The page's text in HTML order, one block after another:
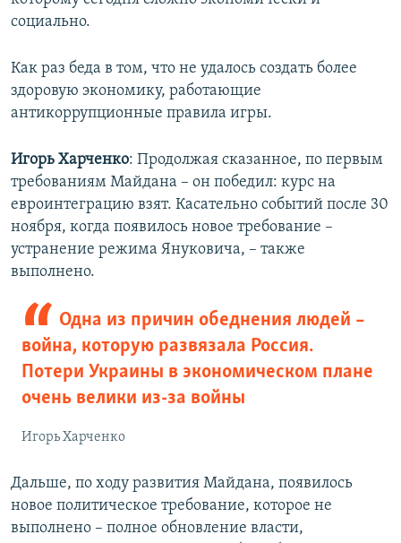
социально.
Как раз беда в том, что не удалось создать более
здоровую экономику, работающие
антикоррупционные правила игры.
Игорь Харченко: Продолжая сказанное, по первым
требованиям Майдана – он победил: курс на
евроинтеграцию взят. Касательно событий после 30
ноября, когда появилось новое требование –
устранение режима Януковича, – также
выполнено.
Одна из причин обеднения людей –
война, которую развязала Россия.
Потери Украины в экономическом плане
очень велики из-за войны
Игорь Харченко
Дальше, по ходу развития Майдана, появилось
новое политическое требование, которое не
выполнено – полное обновление власти,